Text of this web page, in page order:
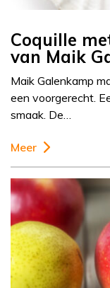
Coquille
van Maik
Maik Galenkamp
een voorgerecht.
smaak. De…
Meer